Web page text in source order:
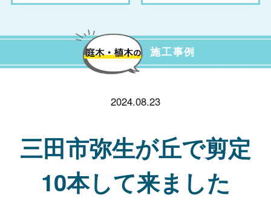
施工事例
2024.08.23
三田市弥生が丘で剪定
10本して来ました